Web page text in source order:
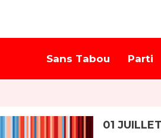
Sans Tabou Parti
01